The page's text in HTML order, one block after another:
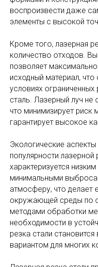
воспроизвести даже
элементы с высокой
Кроме того, лазерная
количество отходов.
позволяет
исходный материал,
условиях
сталь. Лазерный луч не
что минимизирует риск
гарантирует высокое
Экологические
популярности лазерной
характеризуется
минимальными
атмосферу, что делает
окружающей среды по
методами обработки
необходимости в
резка стали
вариантом для многих